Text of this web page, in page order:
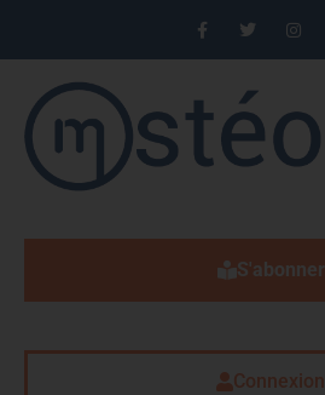
S'abonner
Connexion